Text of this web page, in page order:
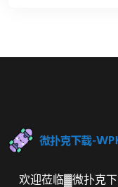
欢迎莅临▓微扑克